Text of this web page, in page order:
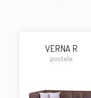
VERNA R
postele